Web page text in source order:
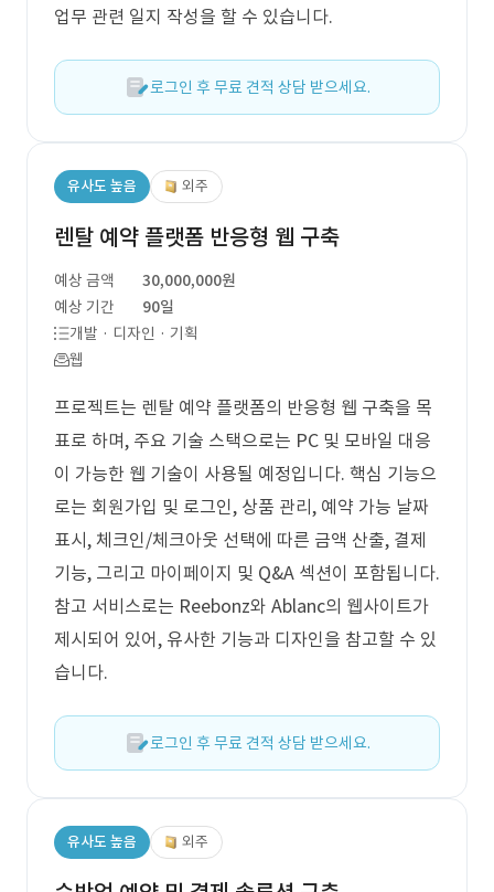
업무 관련 일지 작성을 할 수 있습니다.
로그인 후 무료 견적 상담 받으세요.
유사도 높음 외주
렌탈 예약 플랫폼 반응형 웹 구축
예상 금액
30,000,000원
예상 기간
90일
개발 · 디자인 · 기획
웹
프로젝트는 렌탈 예약 플랫폼의 반응형 웹 구축을 목
표로 하며, 주요 기술 스택으로는 PC 및 모바일 대응
이 가능한 웹 기술이 사용될 예정입니다. 핵심 기능으
로는 회원가입 및 로그인, 상품 관리, 예약 가능 날짜
표시, 체크인/체크아웃 선택에 따른 금액 산출, 결제
기능, 그리고 마이페이지 및 Q&A 섹션이 포함됩니다.
참고 서비스로는 Reebonz와 Ablanc의 웹사이트가
제시되어 있어, 유사한 기능과 디자인을 참고할 수 있
습니다.
로그인 후 무료 견적 상담 받으세요.
유사도 높음 외주